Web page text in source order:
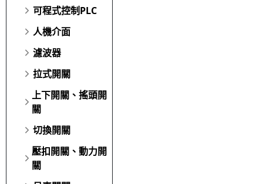
可程式控制PLC
人機介面
濾波器
拉式開關
上下開關、搖頭開
關
切換開關
壓扣開關、動力開
關